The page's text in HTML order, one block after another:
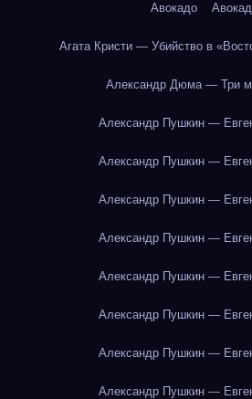
Авокадо
Агата Кристи — Убийство в
Александр Дюма — Три
Александр Пушкин —
Александр Пушкин —
Александр Пушкин —
Александр Пушкин —
Александр Пушкин —
Александр Пушкин —
Александр Пушкин —
Александр Пушкин —